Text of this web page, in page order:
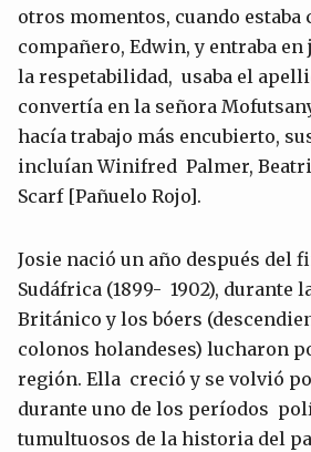
otros momentos, cuando estaba
compañero, Edwin, y entraba
la respetabilidad, usaba el
convertía en la señora
hacía trabajo más encubierto,
incluían Winifred Palmer,
Scarf [Pañuelo Rojo].
Josie nació un año después del
Sudáfrica (1899- 1902), durante
Británico y los bóers
colonos holandeses) lucharon
región. Ella creció y se volvió
durante uno de los períodos
tumultuosos de la historia del